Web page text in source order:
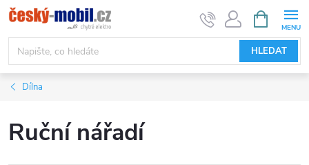
Přejít
na
obsah
HLEDAT
NÁKUPNÍ
KOŠÍK
Dílna
Ruční nářadí